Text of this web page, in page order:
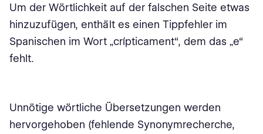
Um der Wörtlichkeit auf der falschen Seite etwas
hinzuzufügen, enthält es einen Tippfehler im
Spanischen im Wort „crípticament“, dem das „e“
fehlt.
Unnötige wörtliche Übersetzungen werden
hervorgehoben (fehlende Synonymrecherche,